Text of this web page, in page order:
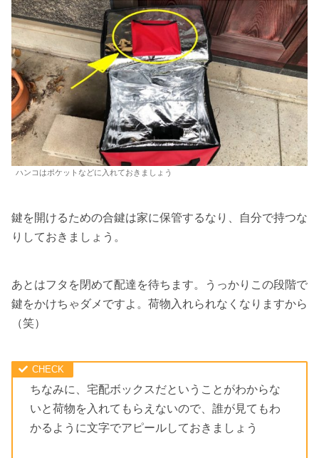
ハンコはポケットなどに入れておきましょう
鍵を開けるための合鍵は家に保管するなり、自分で持つな
りしておきましょう。
あとはフタを閉めて配達を待ちます。うっかりこの段階で
鍵をかけちゃダメですよ。荷物入れられなくなりますから
（笑）
ちなみに、宅配ボックスだということがわからな
いと荷物を入れてもらえないので、誰が見てもわ
かるように文字でアピールしておきましょう